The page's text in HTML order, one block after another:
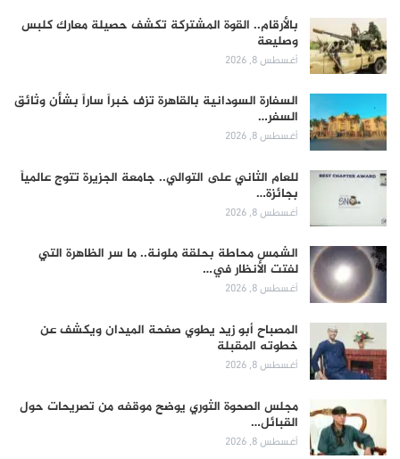
بالأرقام.. القوة المشتركة تكشف حصيلة معارك كلبس
وصليعة
أغسطس 8, 2026
السفارة السودانية بالقاهرة تزف خبراً ساراً بشأن وثائق
السفر…
أغسطس 8, 2026
للعام الثاني على التوالي.. جامعة الجزيرة تتوج عالمياً
بجائزة…
أغسطس 8, 2026
الشمس محاطة بحلقة ملونة.. ما سر الظاهرة التي
لفتت الأنظار في…
أغسطس 8, 2026
المصباح أبو زيد يطوي صفحة الميدان ويكشف عن
خطوته المقبلة
أغسطس 8, 2026
مجلس الصحوة الثوري يوضح موقفه من تصريحات حول
القبائل…
أغسطس 8, 2026